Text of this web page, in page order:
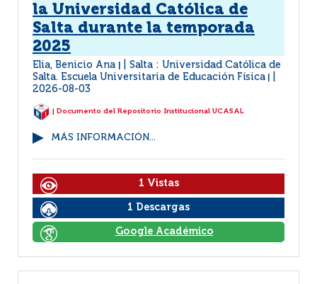
la Universidad Católica de
Salta durante la temporada
2025
Elia, Benicio Ana
Salta : Universidad Católica de
Salta. Escuela Universitaria de Educación Física
2026-08-03
| Documento del Repositorio Institucional UCASAL
MÁS INFORMACIÓN...
1 Vistas
1 Descargas
Google Académico